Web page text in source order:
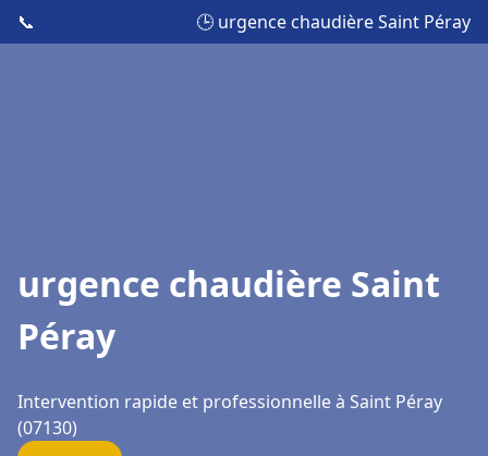
📞 🕒 urgence chaudière Saint Péray
urgence chaudière Saint
Péray
Intervention rapide et professionnelle à Saint Péray
(07130)